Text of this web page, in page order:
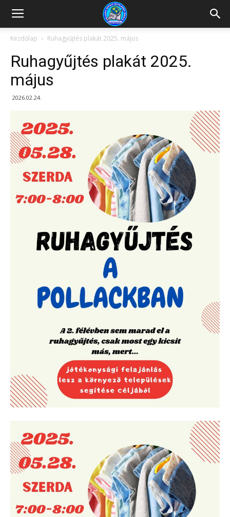
Kazincbarcikai
Pollack
Mihály
Általános
Kezdőlap Ruhagyűjtés plakát 2025. május
Ruhagyűjtés plakát 2025.
május
2026.02.24.